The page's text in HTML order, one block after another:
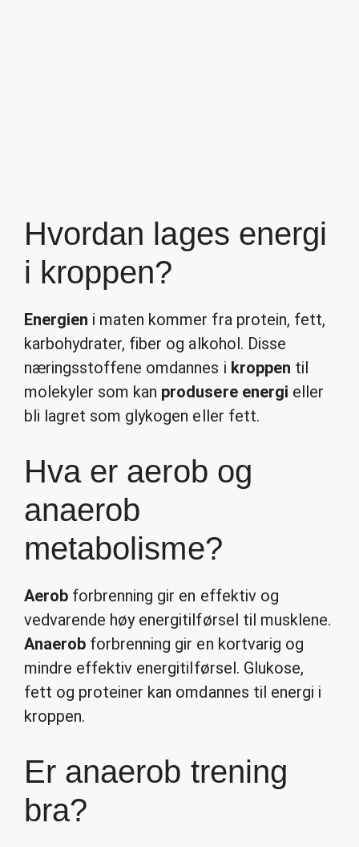
Hvordan lages energi
i kroppen?
Energien i maten kommer fra protein, fett,
karbohydrater, fiber og alkohol. Disse
næringsstoffene omdannes i kroppen til
molekyler som kan produsere energi eller
bli lagret som glykogen eller fett.
Hva er aerob og
anaerob
metabolisme?
Aerob forbrenning gir en effektiv og
vedvarende høy energitilførsel til musklene.
Anaerob forbrenning gir en kortvarig og
mindre effektiv energitilførsel. Glukose,
fett og proteiner kan omdannes til energi i
kroppen.
Er anaerob trening
bra?